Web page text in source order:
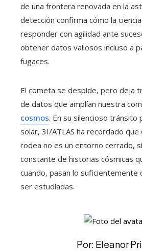
de una frontera renovada en la
detección confirma cómo la
responder con agilidad ante
obtener datos valiosos incluso a
fugaces.
El cometa se despide, pero deja
de datos que amplían nuestra
cosmos. En su silencioso tránsito
solar, 3I/ATLAS ha recordado que
rodea no es un entorno cerrado,
constante de historias cósmicas
cuando, pasan lo suficientemente
ser estudiadas.
Por: Eleanor